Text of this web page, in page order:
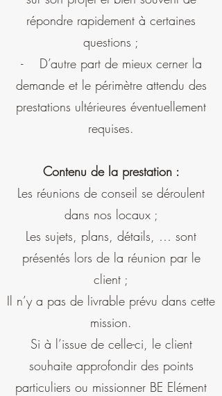
répondre rapidement à certaines
questions ;
- D’autre part de mieux cerner la
demande et le périmètre attendu des
prestations ultérieures éventuellement
requises.
Contenu de la prestation :
Les réunions de conseil se déroulent
dans nos locaux ;
Les sujets, plans, détails, … sont
présentés lors de la réunion par le
client ;
Il n’y a pas de livrable prévu dans cette
mission.
Si à l’issue de celle-ci, le client
souhaite approfondir des points
particuliers ou missionner BE Elément